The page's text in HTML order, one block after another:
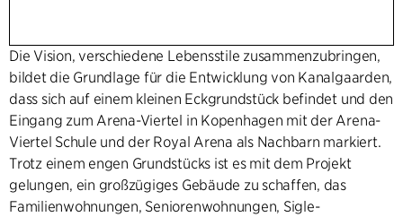
Die Vision, verschiedene Lebensstile zusammenzubringen,
bildet die Grundlage für die Entwicklung von Kanalgaarden,
dass sich auf einem kleinen Eckgrundstück befindet und den
Eingang zum Arena-Viertel in Kopenhagen mit der Arena-
Viertel Schule und der Royal Arena als Nachbarn markiert.
Trotz einem engen Grundstücks ist es mit dem Projekt
gelungen, ein großzügiges Gebäude zu schaffen, das
Familienwohnungen, Seniorenwohnungen, Sigle-